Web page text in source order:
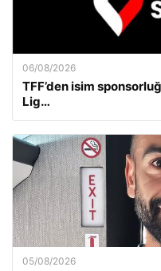
06/08/2026
TFF’den isim
Lig…
05/08/2026